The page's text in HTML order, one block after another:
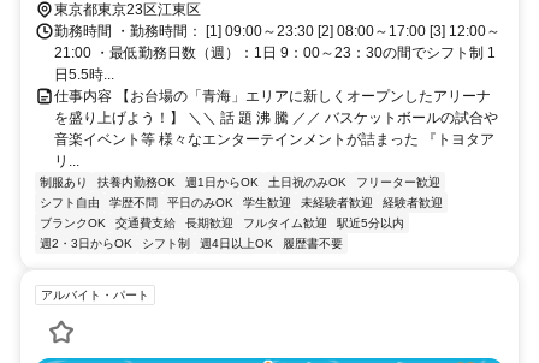
もめ）1番口徒歩約12分
東京都東京23区江東区
勤務時間 ・勤務時間： [1] 09:00～23:30 [2] 08:00～17:00 [3] 12:00～
21:00 ・最低勤務日数（週）：1日 9：00～23：30の間でシフト制 1
日5.5時...
仕事内容 【お台場の「青海」エリアに新しくオープンしたアリーナ
を盛り上げよう！】 ＼＼ 話 題 沸 騰 ／／ バスケットボールの試合や
音楽イベント等 様々なエンターテインメントが詰まった 『トヨタア
リ...
制服あり 扶養内勤務OK 週1日からOK 土日祝のみOK
フリーター歓迎
シフト自由
学歴不問 平日のみOK 学生歓迎 未経験者歓迎
経験者歓迎
ブランクOK
交通費支給 長期歓迎 フルタイム歓迎
駅近5分以内
週2・3日からOK
シフト制 週4日以上OK 履歴書不要
アルバイト・パート